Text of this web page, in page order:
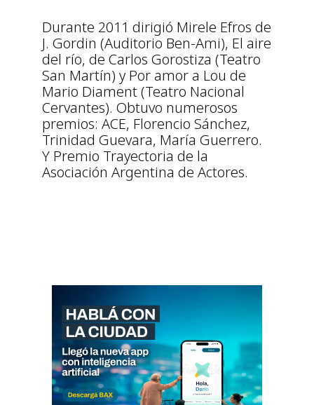
Durante 2011 dirigió Mirele Efros de
J. Gordin (Auditorio Ben-Ami), El aire
del río, de Carlos Gorostiza (Teatro
San Martín) y Por amor a Lou de
Mario Diament (Teatro Nacional
Cervantes). Obtuvo numerosos
premios: ACE, Florencio Sánchez,
Trinidad Guevara, María Guerrero.
Y Premio Trayectoria de la
Asociación Argentina de Actores.